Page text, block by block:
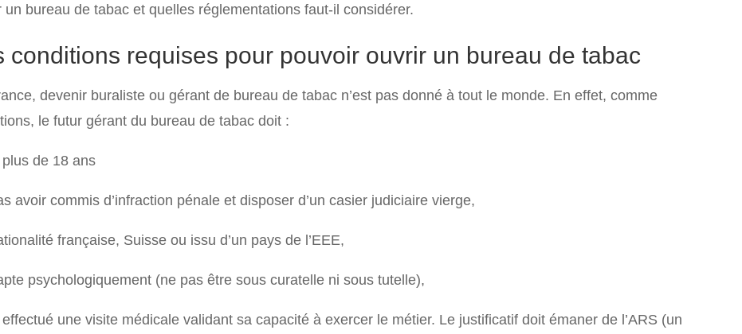
un bureau de tabac et quelles réglementations faut-il considérer.
conditions requises pour pouvoir ouvrir un bureau de tabac
devenir buraliste ou gérant de bureau de tabac n’est pas donné à tout le monde. En effet, comme
le futur gérant du bureau de tabac doit :
de 18 ans
avoir commis d’infraction pénale et disposer d’un casier judiciaire vierge,
française, Suisse ou issu d’un pays de l’EEE,
psychologiquement (ne pas être sous curatelle ni sous tutelle),
une visite médicale validant sa capacité à exercer le métier. Le justificatif doit émaner de l’ARS (un